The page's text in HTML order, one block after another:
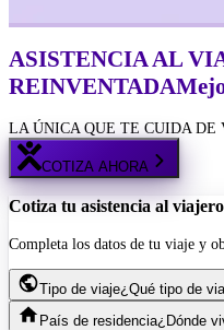
ASISTENCIA AL
REINVENTADA
LA ÚNICA QUE TE CUIDA DE
COTIZA AHORA
Cotiza tu asistencia al viajero
Completa los datos de tu viaje y
Tipo de viaje¿Qué tipo de
País de residencia¿Dónde